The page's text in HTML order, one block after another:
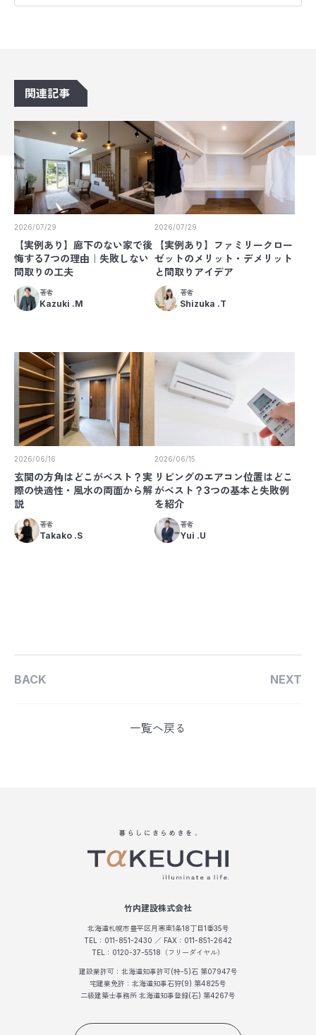
関連記事
2026/07/29
【実例あり】廊下のない家で後
悔する7つの理由｜失敗しない
間取りの工夫
著者
Kazuki .M
2026/07/29
【実例あり】ファミリークロー
ゼットのメリット・デメリット
と間取りアイデア
著者
Shizuka .T
2026/06/16
玄関の方角はどこがベスト？実
際の快適性・風水の両面から解
説
著者
Takako .S
2026/06/15
リビングのエアコン位置はどこ
がベスト？3つの基本と失敗例
を紹介
著者
Yui .U
BACK
一覧へ戻る
NEXT
竹内建設株式会社
北海道札幌市豊平区月寒東1条18丁目1番35号
TEL：011-851-2430 ／ FAX：011-851-2642
TEL：0120-37-5518（フリーダイヤル）
建設業許可：北海道知事許可(特-5)石 第07947号
宅建業免許：北海道知事石狩(9) 第4825号
二級建築士事務所 北海道知事登録(石) 第4267号